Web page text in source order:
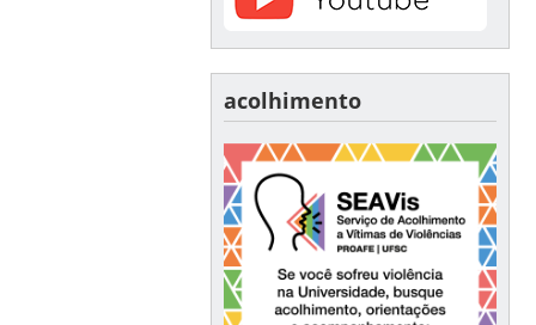
acolhimento